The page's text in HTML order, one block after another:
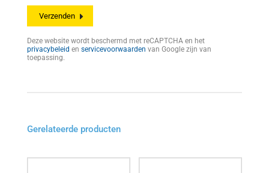
Deze website wordt beschermd met reCAPTCHA en het
privacybeleid en servicevoorwaarden van Google zijn van
toepassing.
Gerelateerde producten